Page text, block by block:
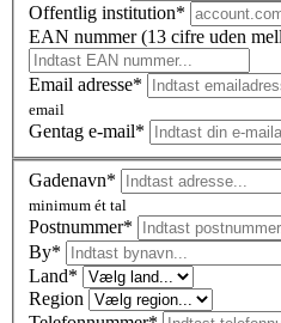
Offentlig institution*
EAN nummer (13 cifre uden
Email adresse*
email
Gentag e-mail*
Gadenavn*
minimum ét tal
Postnummer*
By*
Land*
Region